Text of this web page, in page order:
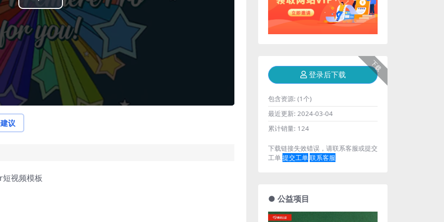
Play
Video
议
视频模板
下载
登录后下载
包含资源: (1个)
最近更新: 2024-03-04
累计销量: 124
下载链接失效错误，请联系客服或提交
工单提交工单联系客服
● 公益项目